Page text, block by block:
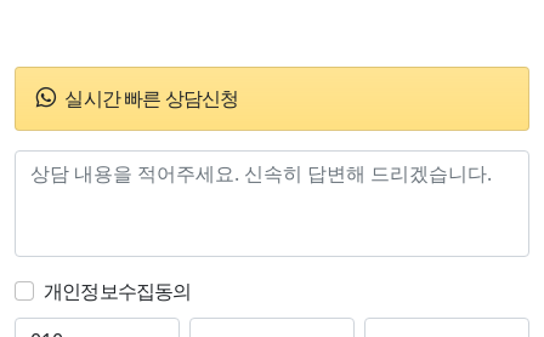
실시간 빠른 상담신청
개인정보수집동의